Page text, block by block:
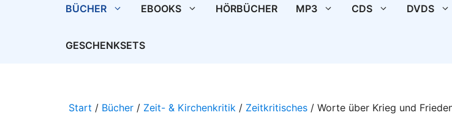
BÜCHER EBOOKS HÖRBÜCHER MP3 CDS DVDS
GESCHENKSETS
Start / Bücher / Zeit- & Kirchenkritik / Zeitkritisches / Worte über Krieg und